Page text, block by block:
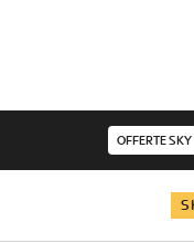
OFFERTE SKY